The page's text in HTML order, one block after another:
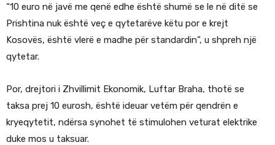
“10 euro në javë me qenë edhe është shumë se le në ditë se
Prishtina nuk është veç e qytetarëve këtu por e krejt
Kosovës, është vlerë e madhe për standardin”, u shpreh një
qytetar.
Por, drejtori i Zhvillimit Ekonomik, Luftar Braha, thotë se
taksa prej 10 eurosh, është ideuar vetëm për qendrën e
kryeqytetit, ndërsa synohet të stimulohen veturat elektrike
duke mos u taksuar.